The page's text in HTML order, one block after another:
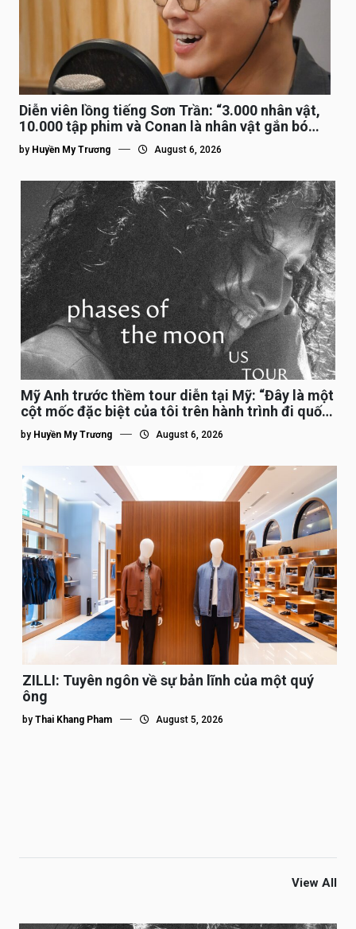
Diễn viên lồng tiếng Sơn Trần: “3.000 nhân vật,
10.000 tập phim và Conan là nhân vật gắn bó
lâu nhất”
by Huyền My Trương August 6, 2026
Mỹ Anh trước thềm tour diễn tại Mỹ: “Đây là một
cột mốc đặc biệt của tôi trên hành trình đi quốc
tế”
by Huyền My Trương August 6, 2026
ZILLI: Tuyên ngôn về sự bản lĩnh của một quý
ông
by Thai Khang Pham August 5, 2026
View All